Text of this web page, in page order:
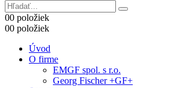
00 položiek
00 položiek
Úvod
O firme
EMGF spol. s r.o.
Georg Fischer +GF+